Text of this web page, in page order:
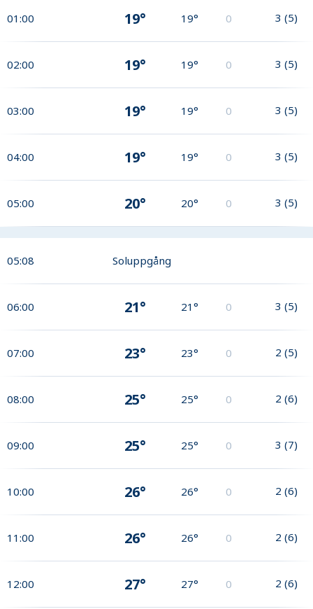
01:00 19° 19° 0 3 (5)
02:00 19° 19° 0 3 (5)
03:00 19° 19° 0 3 (5)
04:00 19° 19° 0 3 (5)
05:00 20° 20° 0 3 (5)
05:08 Soluppgång
06:00 21° 21° 0 3 (5)
07:00 23° 23° 0 2 (5)
08:00 25° 25° 0 2 (6)
09:00 25° 25° 0 3 (7)
10:00 26° 26° 0 2 (6)
11:00 26° 26° 0 2 (6)
12:00 27° 27° 0 2 (6)